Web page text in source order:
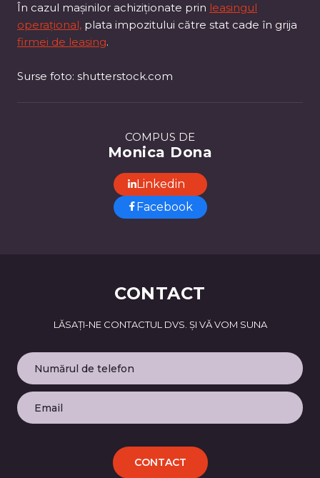
COMPUS DE
Monica Dona
Linkedin
Facebook
În cazul mașinilor achiziționate prin leasingul
operațional, plata impozitului către stat cade în grija
firmei de leasing.
Surse foto: shutterstock.com
CONTACT
LĂSAȚI-NE CONTACTUL DVS. ȘI VĂ VOM SUNA
CONTACT